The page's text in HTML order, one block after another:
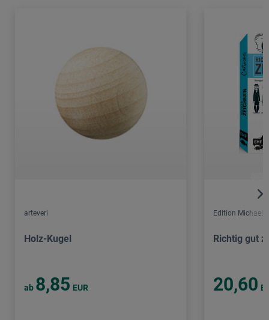
arteveri
Holz-Kugel
ab 8,85 EUR
Edition Michael
Richtig gut
20,60